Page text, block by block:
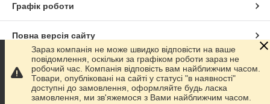
Графік роботи
Повна версія сайту
Сайт створено на маркетплейсіProm.ua
Політика конфіденційності
Зараз компанія не може швидко відповісти на ваше
повідомлення, оскільки за графіком роботи зараз не
робочий час. Компанія відповість вам найближчим часом.
Товари, опубліковані на сайті у статусі "в наявності"
доступні до замовлення, оформляйте будь ласка
замовлення, ми зв'яжемося з Вами найближчим часом.